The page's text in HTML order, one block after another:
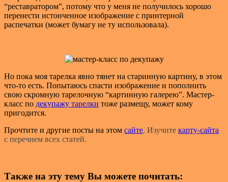
“реставратором”, потому что у меня не получилось хорошо
перенести истонченное изображение с принтерной
распечатки (может бумагу не ту использовала).
Но пока моя тарелка явно тянет на старинную картину, в этом
что-то есть. Попытаюсь спасти изображение и пополнить
свою скромную тарелочную “картинную галерею”. Мастер-
класс по декупажу тарелки тоже размещу, может кому
пригодится.
Прочтите и другие посты на этом сайте. Изучите карту-сайта
с перечнем всех статей.
Также на эту тему Вы можете почитать: